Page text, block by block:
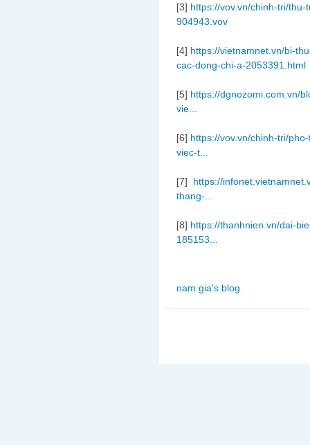
[3] https://vov.vn/chinh-tri/
904943.vov
[4] https://vietnamnet.vn/bi-
cac-dong-chi-a-2053391.html
[5] https://dgnozomi.com.vn/
vie...
[6] https://vov.vn/chinh-tri/
viec-t...
[7] https://
thang-...
[8] https://thanhnien.vn/dai-
185153...
nam gia's blog